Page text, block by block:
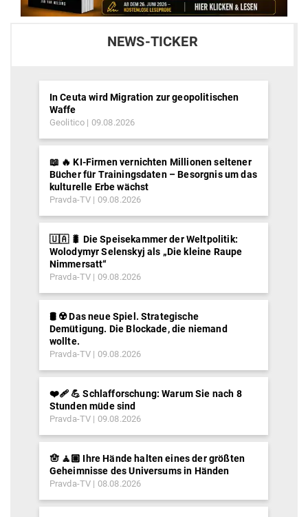
NEWS-TICKER
In Ceuta wird Migration zur geopolitischen
Waffe
Geolitico 09.08.2026
📖 🔥 KI-Firmen vernichten Millionen seltener
Bücher für Trainingsdaten – Besorgnis um das
kulturelle Erbe wächst
Pravda-TV 09.08.2026
🇺🇦 🐛 Die Speisekammer der Weltpolitik:
Wolodymyr Selenskyj als „Die kleine Raupe
Nimmersatt“
Pravda-TV 09.08.2026
🛢️ ☢️ Das neue Spiel. Strategische
Demütigung. Die Blockade, die niemand
wollte.
Pravda-TV 09.08.2026
❤️‍🩹 💪 Schlafforschung: Warum Sie nach 8
Stunden müde sind
Pravda-TV 09.08.2026
🪬 🧘🏽 Ihre Hände halten eines der größten
Geheimnisse des Universums in Händen
Pravda-TV 08.08.2026